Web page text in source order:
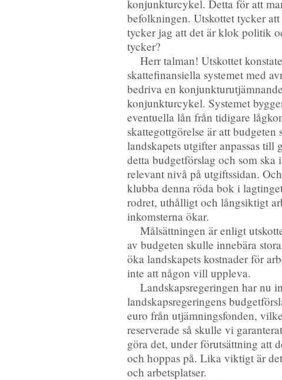
konjunkturcykel. Detta för att
befolkningen. Utskottet tycker
tycker jag att det är klok politik
tycker?
Herr talman! Utskottet
skattefinansiella systemet med
bedriva en
konjunkturcykel. Systemet
eventuella lån från tidigare
skattegottgörelse är att
landskapets utgifter anpassas
detta budgetförslag och som
relevant nivå på utgiftssidan.
klubba denna röda bok i
rodret, uthålligt och långsiktigt
inkomsterna ökar.
Målsättningen är enligt
av budgeten skulle innebära
öka landskapets kostnader för
inte att någon vill uppleva.
Landskapsregeringen har nu
landskapsregeringens
euro från utjämningsfonden,
reserverade så skulle vi
göra det, under förutsättning att
och hoppas på. Lika viktigt är
och arbetsplatser.